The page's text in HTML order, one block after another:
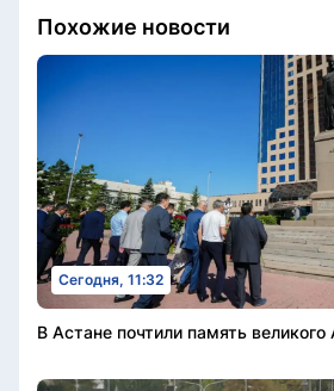
Похожие новости
Сегодня, 11:32
В Астане почтили память